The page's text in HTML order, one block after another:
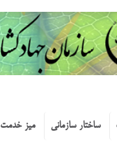
ساختار سازمانی میز خدمت